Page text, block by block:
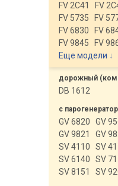
FV 2C41
FV
FV 5735
FV
FV 6830
FV
FV 9845
FV
Еще модели ↓
дорожный
DB 1612
с
GV 6820 GV
GV 9821
GV
SV 4110
SV
SV 6140
SV
SV 8151
SV